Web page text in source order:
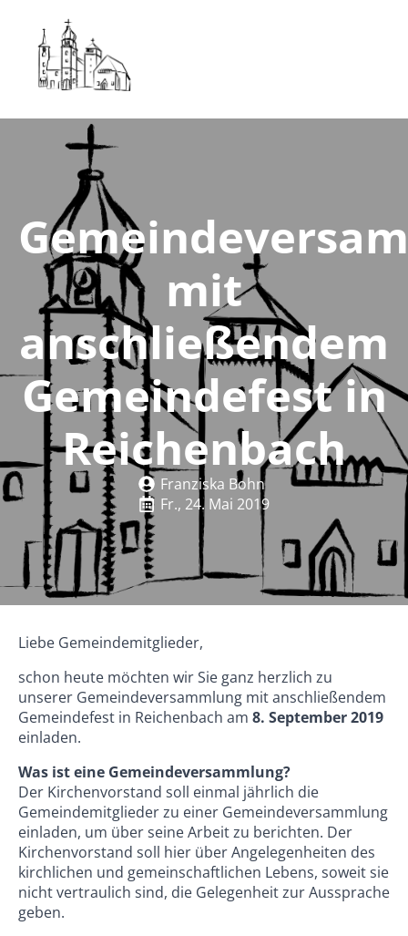
mit
anschließendem
Gemeindefest in
Reichenbach
Franziska Bohn
Fr., 24. Mai 2019
Liebe Gemeindemitglieder,
schon heute möchten wir Sie ganz herzlich zu
unserer Gemeindeversammlung mit anschließendem
Gemeindefest in Reichenbach am 8. September 2019
einladen.
Was ist eine Gemeindeversammlung?
Der Kirchenvorstand soll einmal jährlich die
Gemeindemitglieder zu einer Gemeindeversammlung
einladen, um über seine Arbeit zu berichten. Der
Kirchenvorstand soll hier über Angelegenheiten des
kirchlichen und gemeinschaftlichen Lebens, soweit sie
nicht vertraulich sind, die Gelegenheit zur Aussprache
geben.